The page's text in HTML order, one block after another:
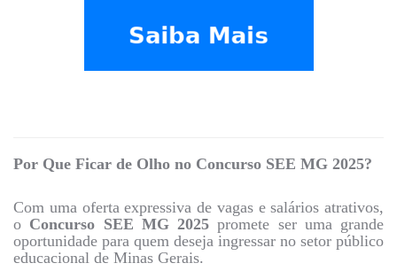
Por Que Ficar de Olho no Concurso SEE MG 2025?
Com uma oferta expressiva de vagas e salários atrativos,
o Concurso SEE MG 2025 promete ser uma grande
oportunidade para quem deseja ingressar no setor público
educacional de Minas Gerais.